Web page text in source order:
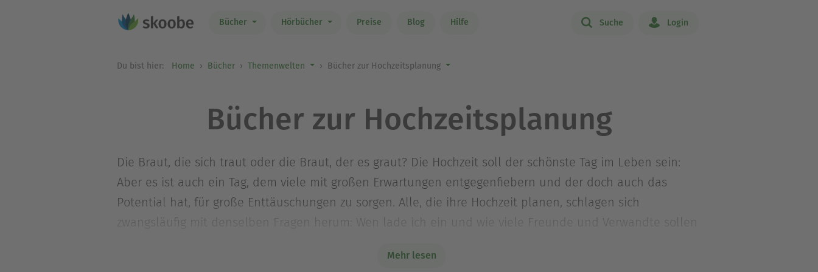
Bücher Hörbücher Preise Blog Hilfe Suche Login
Du bist hier: Home Bücher Themenwelten Bücher zur Hochzeitsplanung
Bücher zur Hochzeitsplanung
Die Braut, die sich traut oder die Braut, der es graut? Die Hochzeit soll der schönste Tag im Leben sein:
Aber es ist auch ein Tag, dem viele mit großen Erwartungen entgegenfiebern und der doch auch das
Potential hat, für große Enttäuschungen zu sorgen. Alle, die ihre Hochzeit planen, schlagen sich
zwangsläufig mit denselben Fragen herum: Wen lade ich ein und wie viele Freunde und Verwandte sollen
das Traumkleid? Was sind wichtige Dos and Don’ts und wie frühzeitig muss ich eigentlich einen
Mehr lesen